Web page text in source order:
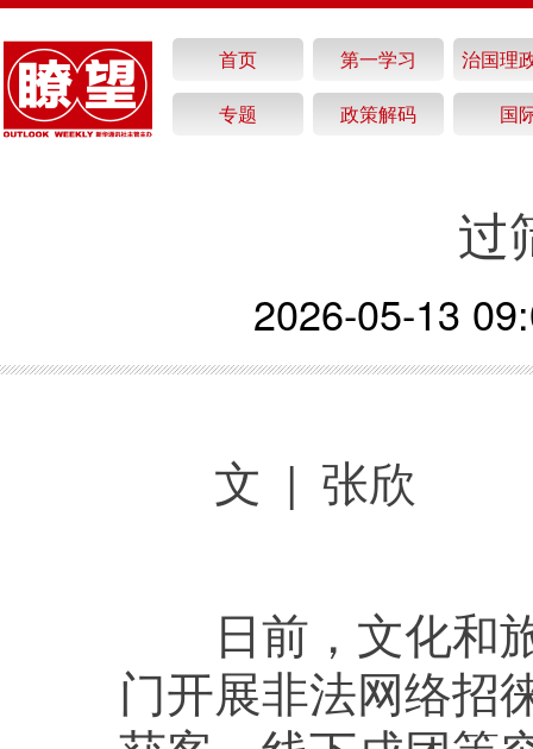
首页 第一学习
治国理
专题
政策解码 国
过
2026-05-13
文 | 张欣
日前，文化和旅
门开展非法网络招